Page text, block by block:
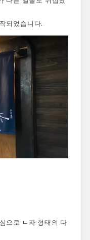
되었습니다.
으로 ㄴ자 형태의 다